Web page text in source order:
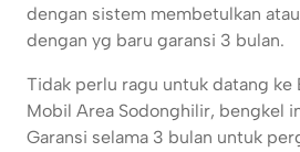
dengan sistem membetulkan
dengan yg baru garansi 3 bulan.
Tidak perlu ragu untuk datang ke
Mobil Area Sodonghilir, bengkel
Garansi selama 3 bulan untuk